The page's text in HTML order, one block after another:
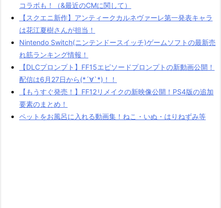
コラボも！（&最近のCMに関して）
【スクエニ新作】アンティークカルネヴァーレ第一発表キャラ
は花江夏樹さんが担当！
Nintendo Switch(ニンテンドースイッチ)ゲームソフトの最新売
れ筋ランキング情報！
【DLCプロンプト】FF15エピソードプロンプトの新動画公開！
配信は6月27日から(*´∀`*)！！
【もうすぐ発売！】FF12リメイクの新映像公開！PS4版の追加
要素のまとめ！
ペットをお風呂に入れる動画集！ねこ・いぬ・はりねずみ等